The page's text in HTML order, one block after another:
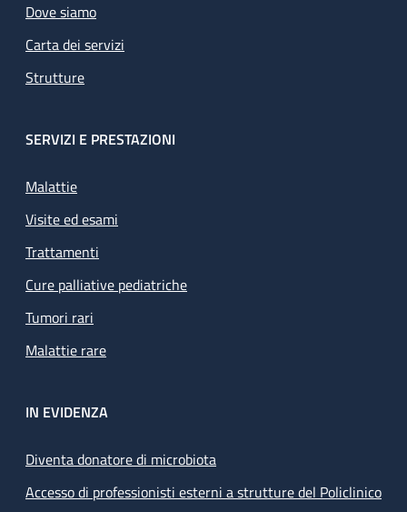
Dove siamo
Carta dei servizi
Strutture
SERVIZI E PRESTAZIONI
Malattie
Visite ed esami
Trattamenti
Cure palliative pediatriche
Tumori rari
Malattie rare
IN EVIDENZA
Diventa donatore di microbiota
Accesso di professionisti esterni a strutture del Policlinico